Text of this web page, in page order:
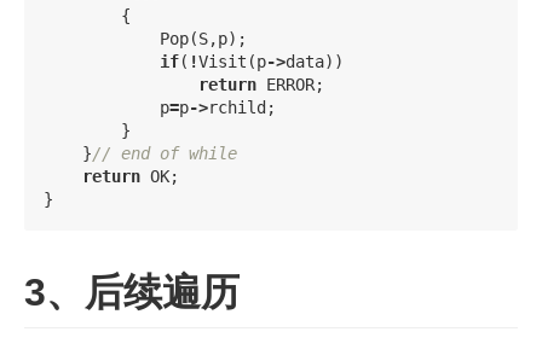
{
Pop(S,p);
if( !Visit (p->data))
return ERROR;
p=p->rchild ;
}
}// end of while
return OK;
}
3、后续遍历